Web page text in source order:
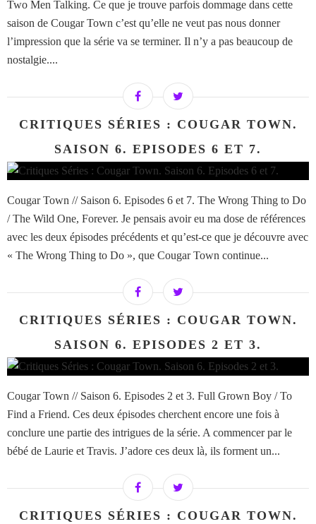
Two Men Talking. Ce que je trouve parfois dommage dans cette
saison de Cougar Town c’est qu’elle ne veut pas nous donner
l’impression que la série va se terminer. Il n’y a pas beaucoup de
nostalgie....
CRITIQUES SÉRIES : COUGAR TOWN.
SAISON 6. EPISODES 6 ET 7.
Cougar Town // Saison 6. Episodes 6 et 7. The Wrong Thing to Do
/ The Wild One, Forever. Je pensais avoir eu ma dose de références
avec les deux épisodes précédents et qu’est-ce que je découvre avec
« The Wrong Thing to Do », que Cougar Town continue...
CRITIQUES SÉRIES : COUGAR TOWN.
SAISON 6. EPISODES 2 ET 3.
Cougar Town // Saison 6. Episodes 2 et 3. Full Grown Boy / To
Find a Friend. Ces deux épisodes cherchent encore une fois à
conclure une partie des intrigues de la série. A commencer par le
bébé de Laurie et Travis. J’adore ces deux là, ils forment un...
CRITIQUES SÉRIES : COUGAR TOWN.